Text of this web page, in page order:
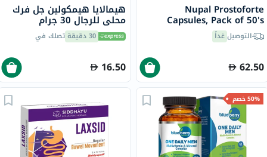
Nupal Prostoforte
Capsules, Pack of 50's
التوصيلغداً
62.50
هيمالايا هيمكولين جل فرك
محلي للرجال 30 جرام
30 دقيقة تصلك في
16.50
50% خصم